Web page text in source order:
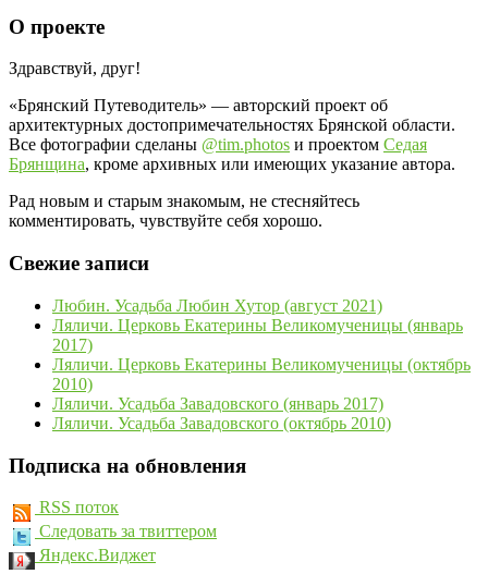
О проекте
Здравствуй, друг!
«Брянский Путеводитель» — авторский проект об
архитектурных достопримечательностях Брянской области.
Все фотографии сделаны @tim.photos и проектом Седая
Брянщина, кроме архивных или имеющих указание автора.
Рад новым и старым знакомым, не стесняйтесь
комментировать, чувствуйте себя хорошо.
Свежие записи
Любин. Усадьба Любин Хутор (август 2021)
Ляличи. Церковь Екатерины Великомученицы (январь
2017)
Ляличи. Церковь Екатерины Великомученицы (октябрь
2010)
Ляличи. Усадьба Завадовского (январь 2017)
Ляличи. Усадьба Завадовского (октябрь 2010)
Подписка на обновления
RSS поток
Следовать за твиттером
Яндекс.Виджет